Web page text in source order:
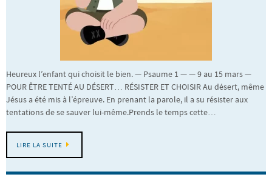
Heureux l’enfant qui choisit le bien. — Psaume 1 — — 9 au 15 mars —
POUR ÊTRE TENTÉ AU DÉSERT… RÉSISTER ET CHOISIR Au désert, même
Jésus a été mis à l’épreuve. En prenant la parole, il a su résister aux
tentations de se sauver lui-même.Prends le temps cette…
LIRE LA SUITE